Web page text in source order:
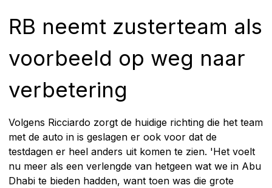
RB neemt zusterteam als
voorbeeld op weg naar
verbetering
Volgens Ricciardo zorgt de huidige richting die het team
met de auto in is geslagen er ook voor dat de
testdagen er heel anders uit komen te zien. 'Het voelt
nu meer als een verlengde van hetgeen wat we in Abu
Dhabi te bieden hadden, want toen was die grote